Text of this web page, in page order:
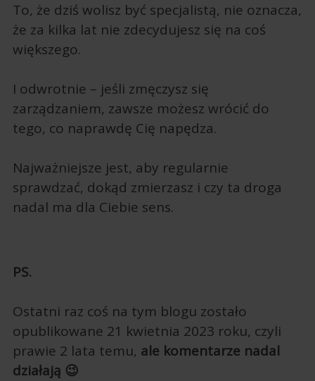
To, że dziś wolisz być specjalistą, nie oznacza,
że za kilka lat nie zdecydujesz się na coś
większego.
I odwrotnie – jeśli zmęczysz się
zarządzaniem, zawsze możesz wrócić do
tego, co naprawdę Cię napędza.
Najważniejsze jest, aby regularnie
sprawdzać, dokąd zmierzasz i czy ta droga
nadal ma dla Ciebie sens.
PS.
Ostatni raz coś na tym blogu zostało
opublikowane 21 kwietnia 2023 roku, czyli
prawie 2 lata temu, ale komentarze nadal
działają 😉